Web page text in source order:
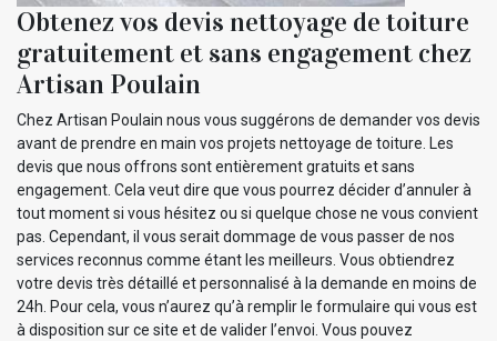
Obtenez vos devis nettoyage de toiture
gratuitement et sans engagement chez
Artisan Poulain
Chez Artisan Poulain nous vous suggérons de demander vos devis
avant de prendre en main vos projets nettoyage de toiture. Les
devis que nous offrons sont entièrement gratuits et sans
engagement. Cela veut dire que vous pourrez décider d’annuler à
tout moment si vous hésitez ou si quelque chose ne vous convient
pas. Cependant, il vous serait dommage de vous passer de nos
services reconnus comme étant les meilleurs. Vous obtiendrez
votre devis très détaillé et personnalisé à la demande en moins de
24h. Pour cela, vous n’aurez qu’à remplir le formulaire qui vous est
à disposition sur ce site et de valider l’envoi. Vous pouvez